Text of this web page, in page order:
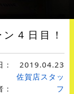
４日目！
2019.04.23
佐賀店スタッ
フ